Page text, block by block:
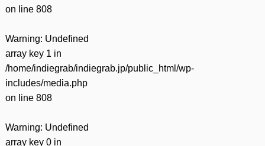
on line 808
Warning: Undefined
array key 1 in
/home/indiegrab/indiegrab.jp/public_html/wp-
includes/media.php
on line 808
Warning: Undefined
array key 0 in